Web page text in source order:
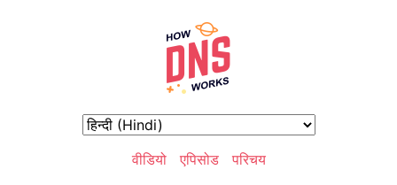
वीडियो एपिसोड परिचय